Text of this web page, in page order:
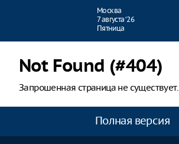
Москва
7 августа ‘26
Пятница
Not Found (#404)
Запрошенная страница не существует.
Полная версия